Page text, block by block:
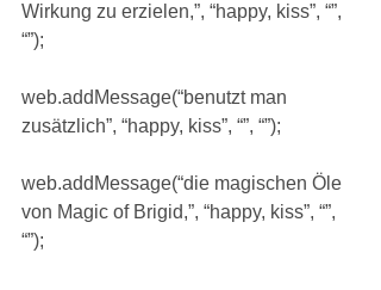
Wirkung zu erzielen,”, “happy, kiss”, “”,
“”);
web.addMessage(“benutzt man
zusätzlich”, “happy, kiss”, “”, “”);
web.addMessage(“die magischen Öle
von Magic of Brigid,”, “happy, kiss”, “”,
“”);